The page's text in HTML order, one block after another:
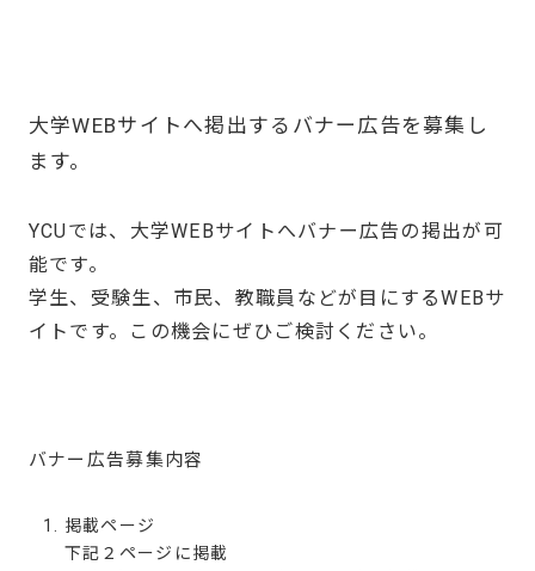
大学WEBサイトへ掲出するバナー広告を募集し
ます。
YCUでは、大学WEBサイトへバナー広告の掲出が可
能です。
学生、受験生、市民、教職員などが目にするWEBサ
イトです。この機会にぜひご検討ください。
バナー広告募集内容
掲載ページ
下記２ページに掲載